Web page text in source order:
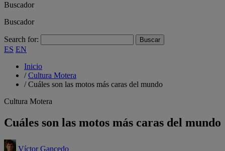
Buscador
Buscador
Search for:
ES EN
Inicio
/Cultura Motera
/Cuáles son las motos más caras del mundo
Cultura Motera
Cuáles son las motos más caras del mundo
Víctor Gancedo